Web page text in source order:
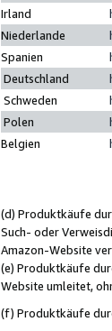
Irland
Niederlande
Spanien
Deutschland
Schweden
Polen
Belgien
(d) Produktkäufe
Such- oder
Amazon-Website
(e) Produktkäufe
Website umleitet,
(f) Produktkäufe